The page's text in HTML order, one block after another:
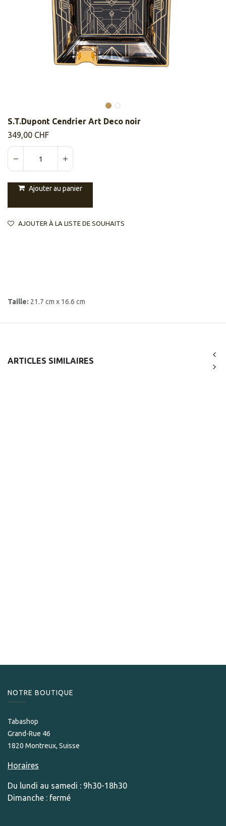
S.T.Dupont Cendrier Art Deco noir
349,00 CHF
Ajouter au panier
AJOUTER À LA LISTE DE SOUHAITS
Taille: 21.7 cm x 16.6 cm
ARTICLES SIMILAIRES
NOTRE BOUTIQUE
Tabashop
Grand-Rue 46
1820 Montreux, Suisse
Horaires
Du lundi au samedi : 9h30-18h30
Dimanche : fermé